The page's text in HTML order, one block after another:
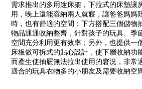
需求推出的多用途床架，下拉式的床墊讓
用，晚上還能容納兩人就寢，讓爸爸媽媽
時，也有舒適的空間：下方搭配三個儲物
物品通通收納整齊，針對孩子的玩具、季
空間充分利用更有效率；另外，也提供一
床板做可拆式的貼心設計，使下層收納功
而產生使抽屜無法拉出使用的窘況，非常
適合的玩具衣物多的小朋友及需要收納空